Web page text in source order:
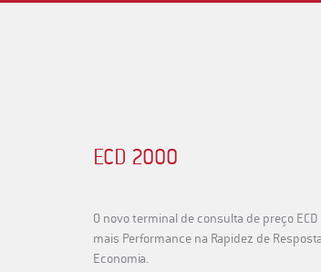
ECD 2000
O novo terminal de consulta de preço
mais Performance na Rapidez de
Economia.